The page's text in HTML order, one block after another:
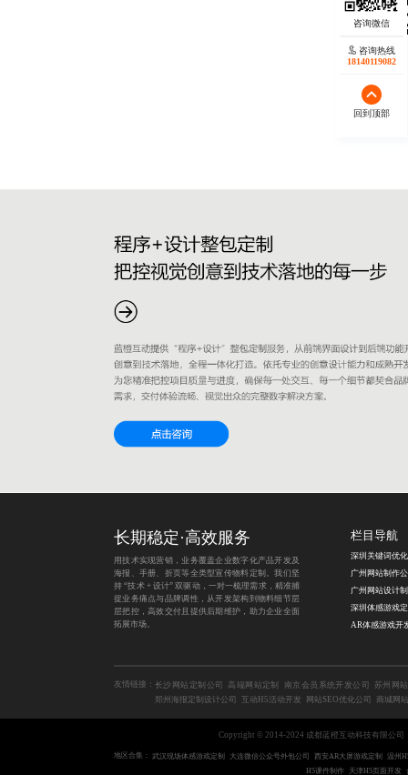
咨询热线
18140119082
回到顶部
长期稳定·高效服务
用技术实现营销，业务覆盖企业数字化产品开发及
海报、手册、折页等全类型宣传物料定制。我们坚
持 “技术 + 设计” 双驱动，一对一梳理需求，精准捕
捉业务痛点与品牌调性，从开发架构到物料细节层
层把控，高效交付且提供后期维护，助力企业全面
拓展市场。
栏目导航
广州网站制作
广州网站设计
AR体感游戏开
友情链接： 长沙网站定制公司 高端网站定制 南京会员系统开发公司
苏州网
郑州海报定制设计公司
互动H5活动开发 网站SEO优化公司 商城网
Copyright © 2014-2024 成都蓝橙互动科技有限公司
地区合集： 武汉现场体感游戏定制 大连微信公众号外包公司 西安AR大屏游戏定制
温州
H5课件制作
天津H5页面开发